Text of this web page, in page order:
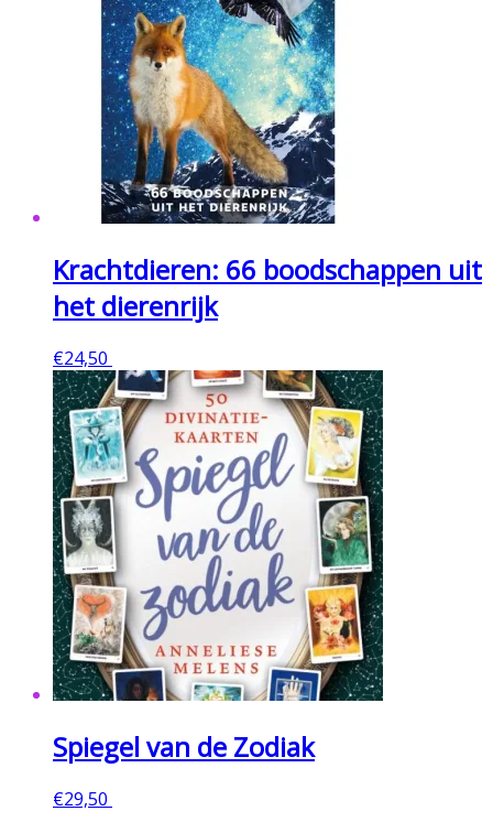
Krachtdieren: 66 boodschappen uit
het dierenrijk
€24,50
Spiegel van de Zodiak
€29,50